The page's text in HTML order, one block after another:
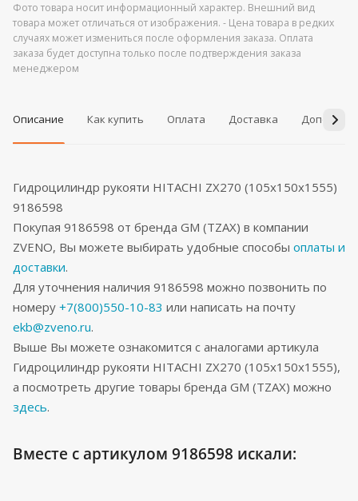
Фото товара носит информационный характер. Внешний вид
товара может отличаться от изображения. - Цена товара в редких
случаях может измениться после оформления заказа. Оплата
заказа будет доступна только после подтверждения заказа
менеджером
Описание Как купить Оплата Доставка
Гидроцилиндр рукояти HITACHI ZX270 (105x150x1555)
9186598
Покупая 9186598 от бренда GM (TZAX) в компании
ZVENO, Вы можете выбирать удобные способы оплаты и
доставки.
Для уточнения наличия 9186598 можно позвонить по
номеру +7(800)550-10-83 или написать на почту
ekb@zveno.ru.
Выше Вы можете ознакомится с аналогами артикула
Гидроцилиндр рукояти HITACHI ZX270 (105x150x1555),
а посмотреть другие товары бренда GM (TZAX) можно
здесь.
Вместе с артикулом 9186598 искали: